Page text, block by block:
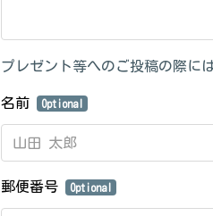
プレゼント等へのご投稿の際に
名前 Optional
郵便番号 Optional